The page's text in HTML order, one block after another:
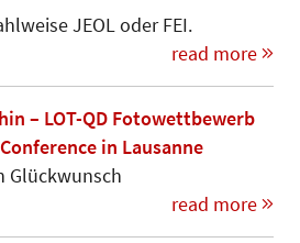
JEOL oder FEI.
read more
– LOT-QD Fotowettbewerb
in Lausanne
Glückwunsch
read more